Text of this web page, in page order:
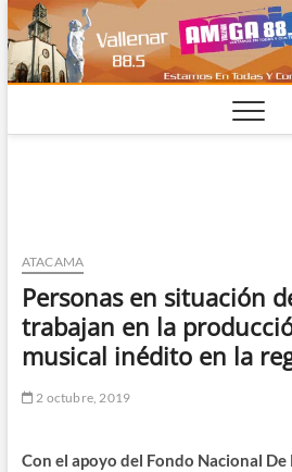
Saltar
al
contenido
ATACAMA
Personas en situación
trabajan en la
musical inédito en la
2 octubre, 2019
Con el apoyo del Fondo Nacional